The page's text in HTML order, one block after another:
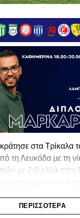
στα Τρίκαλα
τη Λευκάδα με τη
με 2-0 αλλά
πρόκριση στην
ΠΕΡΙΣΣΌΤΕΡΑ